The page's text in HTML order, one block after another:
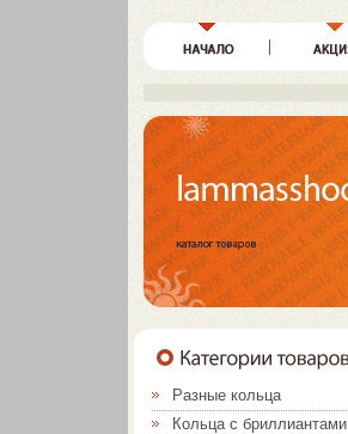
Разные кольца
Кольца с бриллиантами